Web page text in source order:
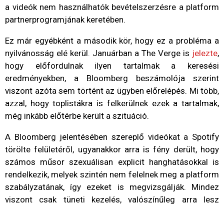
a videók nem használhatók bevételszerzésre a platform
partnerprogramjának keretében.
Ez már egyébként a második kör, hogy ez a probléma a
nyilvánosság elé kerül. Januárban a The Verge is jelezte,
hogy előfordulnak ilyen tartalmak a keresési
eredményekben, a Bloomberg beszámolója szerint
viszont azóta sem történt az ügyben előrelépés. Mi több,
azzal, hogy toplistákra is felkerülnek ezek a tartalmak,
még inkább előtérbe került a szituáció.
A Bloomberg jelentésében szereplő videókat a Spotify
törölte felületéről, ugyanakkor arra is fény derült, hogy
számos műsor szexuálisan explicit hanghatásokkal is
rendelkezik, melyek szintén nem felelnek meg a platform
szabályzatának, így ezeket is megvizsgálják. Mindez
viszont csak tüneti kezelés, valószínűleg arra lesz